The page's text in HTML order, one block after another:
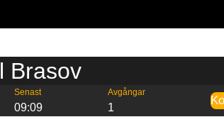
Brasov
Senast
09:09
Avgångar
1